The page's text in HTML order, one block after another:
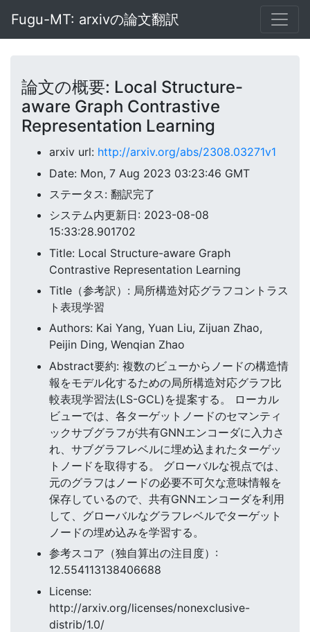
Fugu-MT: arxivの論文翻訳
論文の概要: Local Structure-
aware Graph Contrastive
Representation Learning
arxiv url: http://arxiv.org/abs/2308.03271v1
Date: Mon, 7 Aug 2023 03:23:46 GMT
ステータス: 翻訳完了
システム内更新日: 2023-08-08
15:33:28.901702
Title: Local Structure-aware Graph
Contrastive Representation Learning
Title（参考訳）: 局所構造対応グラフコントラス
ト表現学習
Authors: Kai Yang, Yuan Liu, Zijuan Zhao,
Peijin Ding, Wenqian Zhao
Abstract要約: 複数のビューからノードの構造情
報をモデル化するための局所構造対応グラフ比
較表現学習法(LS-GCL)を提案する。 ローカル
ビューでは、各ターゲットノードのセマンティ
ックサブグラフが共有GNNエンコーダに入力さ
れ、サブグラフレベルに埋め込まれたターゲッ
トノードを取得する。 グローバルな視点では、
元のグラフはノードの必要不可欠な意味情報を
保存しているので、共有GNNエンコーダを利用
して、グローバルなグラフレベルでターゲット
ノードの埋め込みを学習する。
参考スコア（独自算出の注目度）:
12.554113138406688
License:
http://arxiv.org/licenses/nonexclusive-
distrib/1.0/